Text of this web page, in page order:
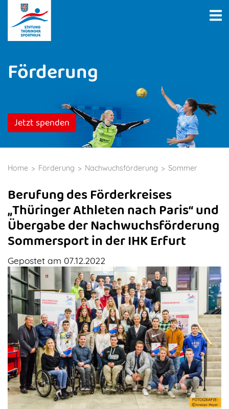
Förderung
Jetzt spenden
Home Förderung Nachwuchsförderung Sommer
Berufung des Förderkreises
„Thüringer Athleten nach Paris“ und
Übergabe der Nachwuchsförderung
Sommersport in der IHK Erfurt
Gepostet am 07.12.2022